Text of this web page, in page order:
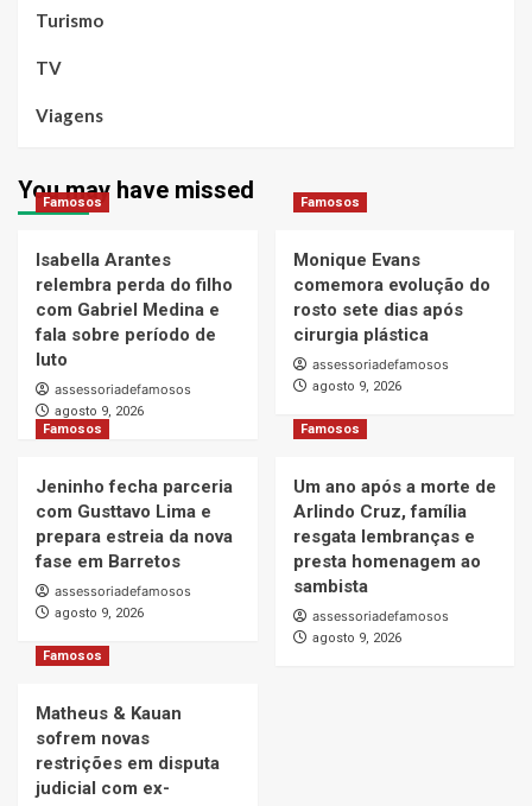
Turismo
TV
Viagens
You may have missed
Famosos
Isabella Arantes
relembra perda do filho
com Gabriel Medina e
fala sobre período de
luto
assessoriadefamosos
agosto 9, 2026
Famosos
Monique Evans
comemora evolução do
rosto sete dias após
cirurgia plástica
assessoriadefamosos
agosto 9, 2026
Famosos
Jeninho fecha parceria
com Gusttavo Lima e
prepara estreia da nova
fase em Barretos
assessoriadefamosos
agosto 9, 2026
Famosos
Um ano após a morte de
Arlindo Cruz, família
resgata lembranças e
presta homenagem ao
sambista
assessoriadefamosos
agosto 9, 2026
Famosos
Matheus & Kauan
sofrem novas
restrições em disputa
judicial com ex-